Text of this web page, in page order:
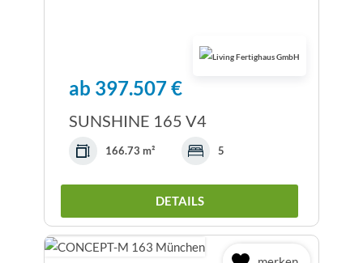
ab 397.507 €
SUNSHINE 165 V4
166.73 m² 5
DETAILS